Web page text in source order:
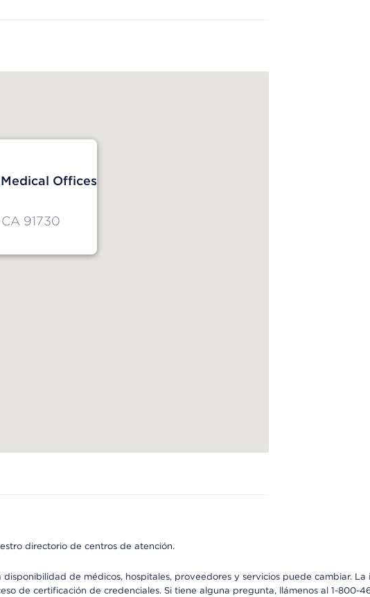
Offices
91730
directorio de centros de atención.
de médicos, hospitales, proveedores y servicios puede cambiar.
de certificación de credenciales. Si tiene alguna pregunta, llámenos al 1-800-